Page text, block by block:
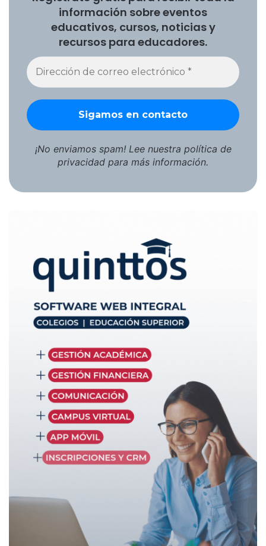
información sobre eventos
educativos, cursos, noticias y
recursos para educadores.
¡No enviamos spam! Lee nuestra política de
privacidad para más información.